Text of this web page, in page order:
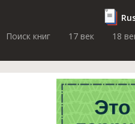
Поиск книг
17 век 18